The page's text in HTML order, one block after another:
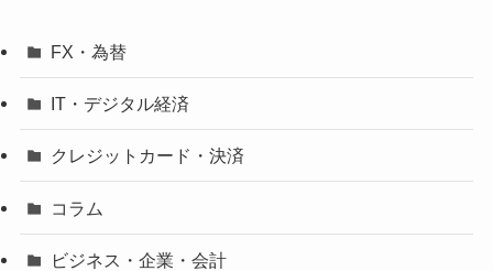
FX・為替
IT・デジタル経済
クレジットカード・決済
コラム
ビジネス・企業・会計